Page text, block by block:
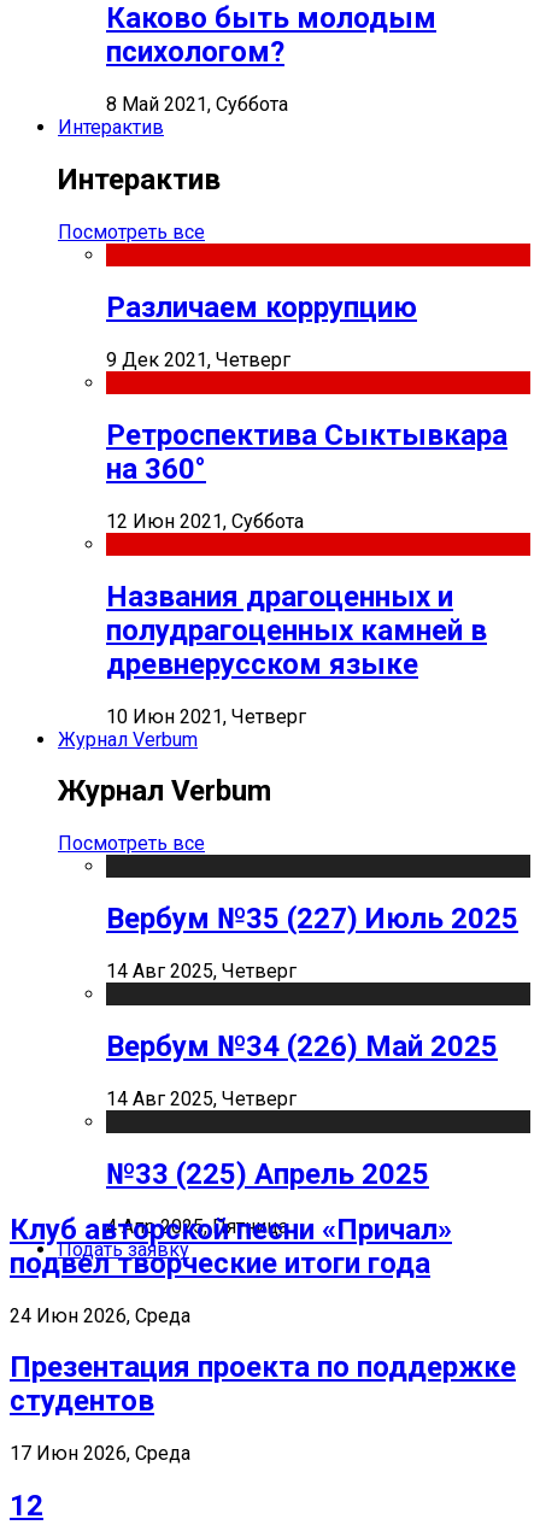
Каково быть молодым
психологом?
8 Май 2021, Суббота
Интерактив
Интерактив
Посмотреть все
Различаем коррупцию
9 Дек 2021, Четверг
Ретроспектива Сыктывкара
на 360°
12 Июн 2021, Суббота
Названия драгоценных и
полудрагоценных камней в
древнерусском языке
10 Июн 2021, Четверг
Журнал Verbum
Журнал Verbum
Посмотреть все
Вербум №35 (227) Июль 2025
14 Авг 2025, Четверг
Вербум №34 (226) Май 2025
14 Авг 2025, Четверг
№33 (225) Апрель 2025
4 Апр 2025, Пятница
Подать заявку
Клуб авторской песни «Причал»
подвел творческие итоги года
24 Июн 2026, Среда
Презентация проекта по поддержке
студентов
17 Июн 2026, Среда
12